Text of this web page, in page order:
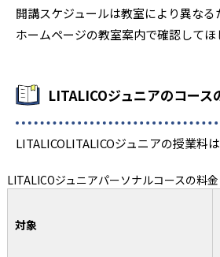
開講スケジュールは教室により異な
ホームページの教室案内で確認してほ
LITALICOジュニアのコース
LITALICOLITALICOジュニアの授業料
LITALICOジュニアパーソナルコースの
対象